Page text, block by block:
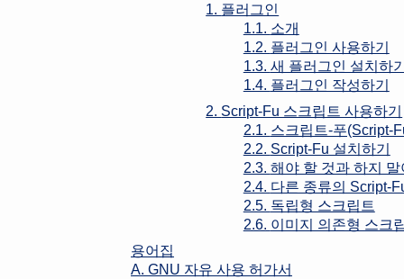
1. 플러그인
1.1. 소개
1.2. 플러그인 사용하기
1.3. 새 플러그인 설치하
1.4. 플러그인 작성하기
2. Script-Fu 스크립트 사용하기
2.1. 스크립트-푸(Script-
2.2. Script-Fu 설치하기
2.3. 해야 할 것과 하지
2.4. 다른 종류의 Script-
2.5. 독립형 스크립트
2.6. 이미지 의존형 스크
용어집
A. GNU 자유 사용 허가서